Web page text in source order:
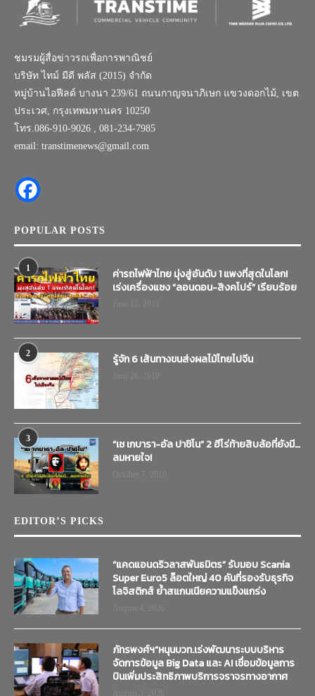
ชมรมผู้สื่อข่าวรถเพื่อการพาณิชย์
บริษัท ไทม์ มีดี พลัส (2015) จำกัด
หมู่บ้านไอฟีลด์ บางนา 239/61 ถนนกาญจนาภิเษก แขวงดอกไม้, เขต
ประเวศ, กรุงเทพมหานคร 10250
โทร.086-910-9026 , 081-234-7985
email: transtimenews@gmail.com
POPULAR POSTS
1
ค่ารถไฟฟ้าไทย มุ่งสู่อันดับ 1 แพงที่สุดในโลก!
เร่งเครื่องแซง “ลอนดอน-สิงคโปร์” เรียบร้อย
2 รู้จัก 6 เส้นทางขนส่งผลไม้ไทยไปจีน
3
“เช เกบารา-อัล ปาชิโน” 2 ฮีโร่ท้ายสิบล้อที่ยังมี…
ลมหายใจ!
EDITOR’S PICKS
“แคดแอนดริวลาสพันธมิตร” รับมอบ Scania
Super Euro5 ล็อตใหญ่ 40 คันที่รองรับธุรกิจ
โลจิสติกส์ ย้ำสแกนเนียความแข็งแกร่ง
ภัทรพงศ์ฯ”หนุนบวท.เร่งพัฒนาระบบบริหาร
จัดการข้อมูล Big Data และ AI เชื่อมข้อมูลการ
บินเพิ่มประสิทธิภาพบริการจราจรทางอากาศ